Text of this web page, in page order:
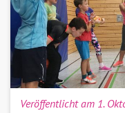
Veröffentlicht am 1.